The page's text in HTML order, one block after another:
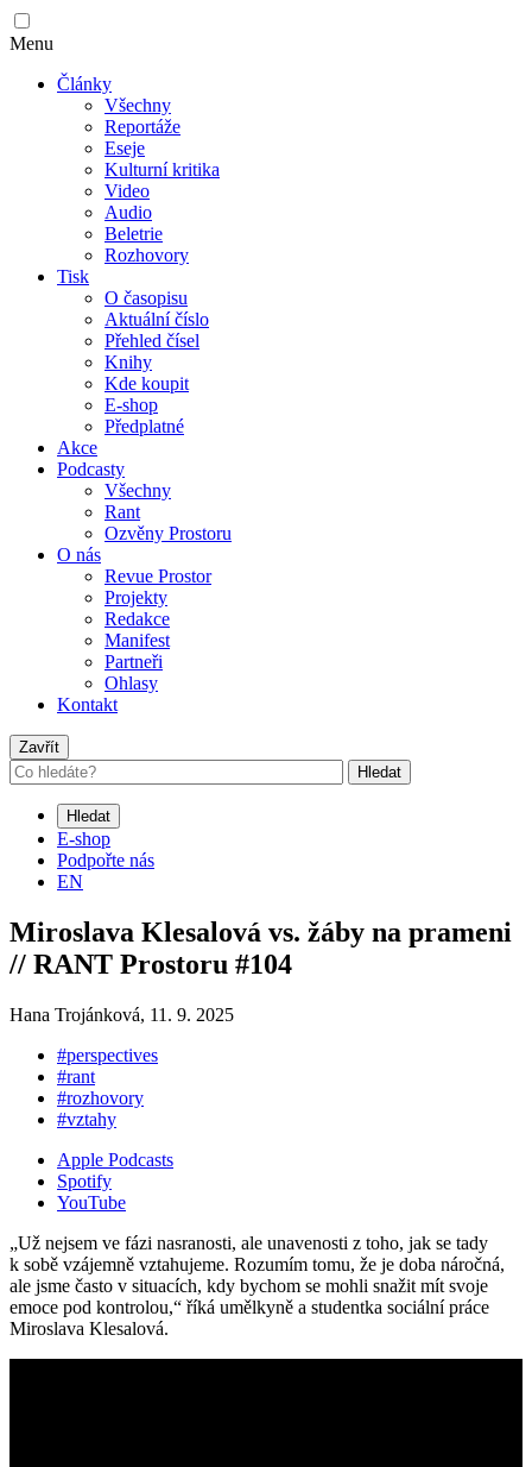
Menu
Články
Všechny
Reportáže
Eseje
Kulturní kritika
Video
Audio
Beletrie
Rozhovory
Tisk
O časopisu
Aktuální číslo
Přehled čísel
Knihy
Kde koupit
E-shop
Předplatné
Akce
Podcasty
Všechny
Rant
Ozvěny Prostoru
O nás
Revue Prostor
Projekty
Redakce
Manifest
Partneři
Ohlasy
Kontakt
Zavřít
Hledat
Hledat
E-shop
Podpořte nás
EN
Miroslava Klesalová vs. žáby na prameni
// RANT Prostoru #104
Hana Trojánková, 11. 9. 2025
#perspectives
#rant
#rozhovory
#vztahy
Apple Podcasts
Spotify
YouTube
„Už nejsem ve fázi nasranosti, ale unavenosti z toho, jak se tady
k sobě vzájemně vztahujeme. Rozumím tomu, že je doba náročná,
ale jsme často v situacích, kdy bychom se mohli snažit mít svoje
emoce pod kontrolou,“ říká umělkyně a studentka sociální práce
Miroslava Klesalová.